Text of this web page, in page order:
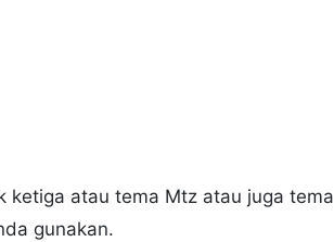
ketiga atau tema Mtz atau juga tema
gunakan.